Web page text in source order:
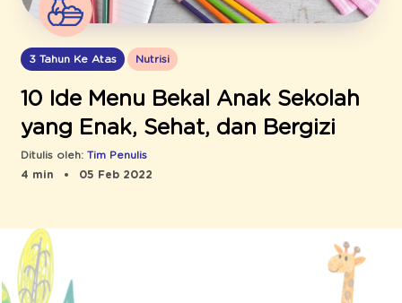
3 Tahun Ke Atas Nutrisi
10 Ide Menu Bekal Anak Sekolah
yang Enak, Sehat, dan Bergizi
Ditulis oleh: Tim Penulis
4 min
05 Feb 2022